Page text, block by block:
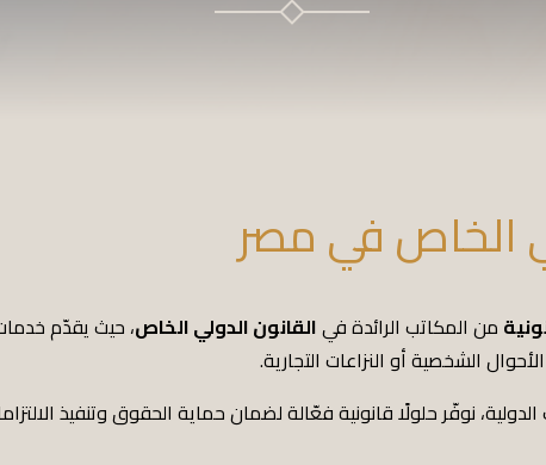
الخاص في مصر
من المكاتب الرائدة فيالقانون الدولي الخاص، حيث يقدّم
الشخصية أو النزاعات التجارية.
نوفّر حلولًا قانونية فعّالة لضمان حماية الحقوق وتنفيذ